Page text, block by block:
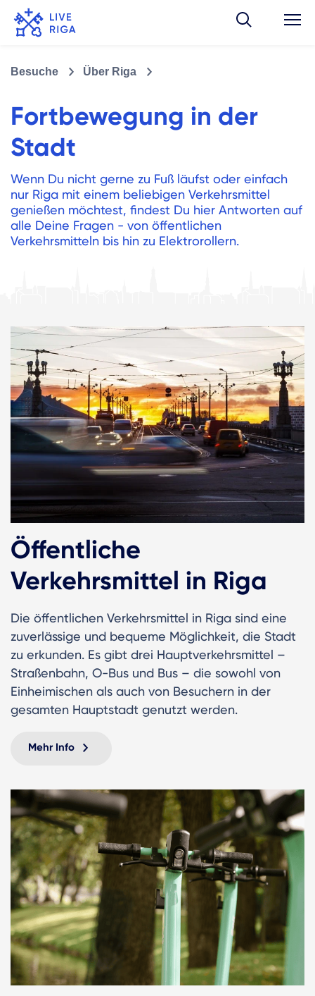
Besuche Über Riga
Fortbewegung in der
Stadt
Wenn Du nicht gerne zu Fuß läufst oder einfach
nur Riga mit einem beliebigen Verkehrsmittel
genießen möchtest, findest Du hier Antworten auf
alle Deine Fragen - von öffentlichen
Verkehrsmitteln bis hin zu Elektrorollern.
Öffentliche
Verkehrsmittel in Riga
Die öffentlichen Verkehrsmittel in Riga sind eine
zuverlässige und bequeme Möglichkeit, die Stadt
zu erkunden. Es gibt drei Hauptverkehrsmittel –
Straßenbahn, O-Bus und Bus – die sowohl von
Einheimischen als auch von Besuchern in der
gesamten Hauptstadt genutzt werden.
Mehr Info